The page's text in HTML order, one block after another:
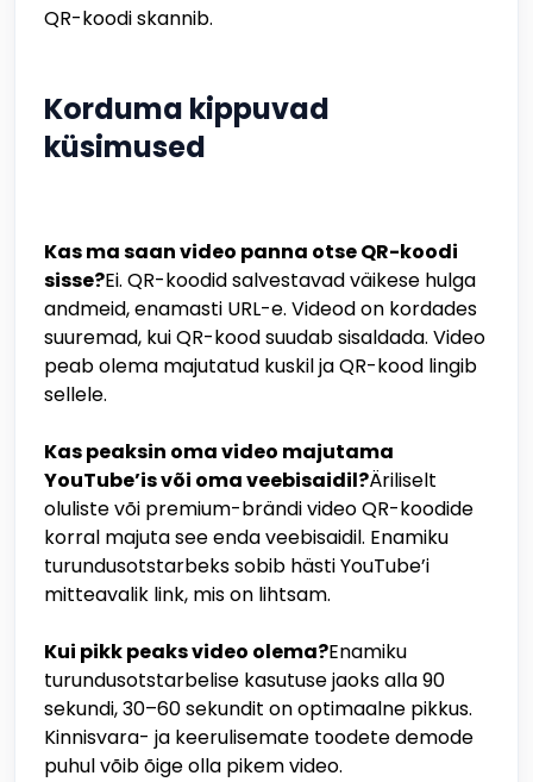
QR-koodi skannib.
Korduma kippuvad
küsimused
Kas ma saan video panna otse QR-koodi
sisse?Ei. QR-koodid salvestavad väikese hulga
andmeid, enamasti URL-e. Videod on kordades
suuremad, kui QR-kood suudab sisaldada. Video
peab olema majutatud kuskil ja QR-kood lingib
sellele.
Kas peaksin oma video majutama
YouTube’is või oma veebisaidil?Äriliselt
oluliste või premium-brändi video QR-koodide
korral majuta see enda veebisaidil. Enamiku
turundusotstarbeks sobib hästi YouTube’i
mitteavalik link, mis on lihtsam.
Kui pikk peaks video olema?Enamiku
turundusotstarbelise kasutuse jaoks alla 90
sekundi, 30–60 sekundit on optimaalne pikkus.
Kinnisvara- ja keerulisemate toodete demode
puhul võib õige olla pikem video.